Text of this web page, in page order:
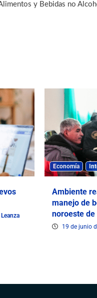
y Bebidas no
Economía
Ambiente
manejo de
noroeste de
19 de junio